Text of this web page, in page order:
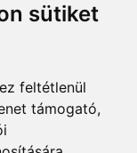
sütiket
feltétlenül
támogató,